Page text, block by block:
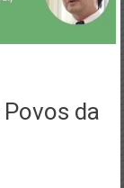
da